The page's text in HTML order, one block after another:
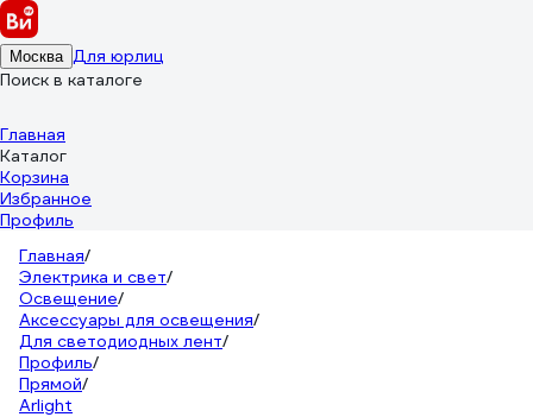
Москва Для юрлиц
Поиск в каталоге
Главная
Каталог
Корзина
Избранное
Профиль
Главная/
Электрика и свет/
Освещение/
Аксессуары для освещения/
Для светодиодных лент/
Профиль/
Прямой/
Arlight